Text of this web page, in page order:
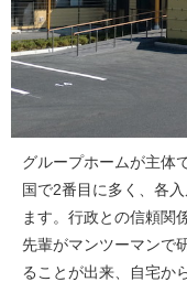
グループホームが主体
国で2番目に多く、各
ます。行政との信頼関
先輩がマンツーマンで
ることが出来、自宅か